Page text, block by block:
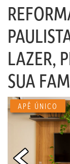
LAZER,
SUA
APÊ ÚNICO